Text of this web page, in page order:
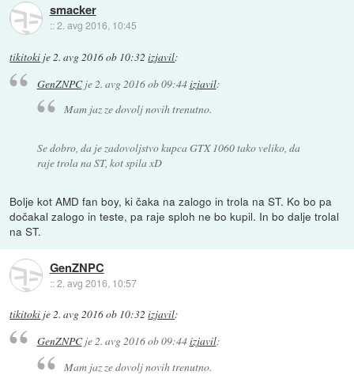
smacker
::2. avg 2016, 10:45
tikitoki je2. avg 2016 ob 10:32 izjavil:
GenZNPCje 2. avg 2016 ob 09:44izjavil:
Mam jaz ze dovolj novih trenutno.
Se dobro, da je zadovoljstvo kupca GTX 1060 tako veliko, da
raje trola na ST, kot spila xD
Bolje kot AMD fan boy, ki čaka na zalogo in trola na ST. Ko bo pa
dočakal zalogo in teste, pa raje sploh ne bo kupil. In bo dalje trolal
na ST.
GenZNPC
::2. avg 2016, 10:57
tikitoki je2. avg 2016 ob 10:32 izjavil:
GenZNPCje2. avg 2016 ob 09:44izjavil:
Mam jaz ze dovolj novih trenutno.